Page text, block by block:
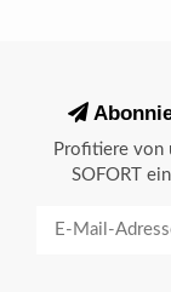
Profitiere von
SOFORT